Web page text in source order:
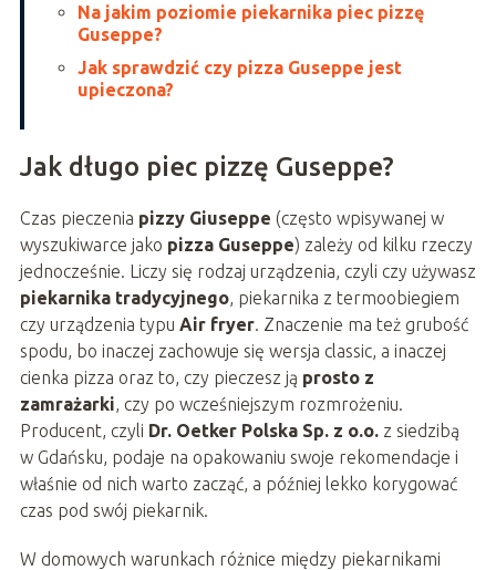
Na jakim poziomie piekarnika piec pizzę
Guseppe?
Jak sprawdzić czy pizza Guseppe jest
upieczona?
Jak długo piec pizzę Guseppe?
Czas pieczenia pizzy Giuseppe (często wpisywanej w
wyszukiwarce jako pizza Guseppe) zależy od kilku rzeczy
jednocześnie. Liczy się rodzaj urządzenia, czyli czy używasz
piekarnika tradycyjnego, piekarnika z termoobiegiem
czy urządzenia typu Air fryer. Znaczenie ma też grubość
spodu, bo inaczej zachowuje się wersja classic, a inaczej
cienka pizza oraz to, czy pieczesz ją prosto z
zamrażarki , czy po wcześniejszym rozmrożeniu.
Producent, czyli Dr. Oetker Polska Sp. z o.o.z siedzibą
w Gdańsku, podaje na opakowaniu swoje rekomendacje i
właśnie od nich warto zacząć, a później lekko korygować
czas pod swój piekarnik.
W domowych warunkach różnice między piekarnikami